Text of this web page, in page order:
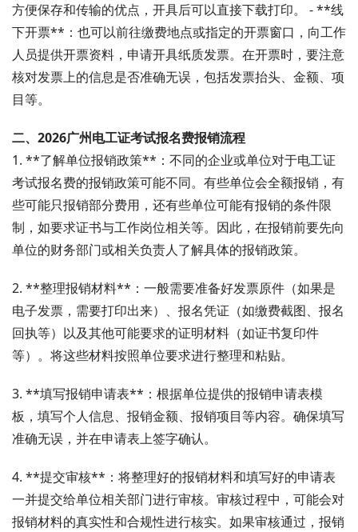
方便保存和传输的优点，开具后可以直接下载打印。 - **线
下开票**：也可以前往缴费地点或指定的开票窗口，向工作
人员提供开票资料，申请开具纸质发票。在开票时，要注意
核对发票上的信息是否准确无误，包括发票抬头、金额、项
目等。
二、2026广州电工证考试报名费报销流程
1. **了解单位报销政策**：不同的企业或单位对于电工证
考试报名费的报销政策可能不同。有些单位会全额报销，有
些可能只报销部分费用，还有些单位可能有报销的条件限
制，如要求证书与工作岗位相关等。因此，在报销前要先向
单位的财务部门或相关负责人了解具体的报销政策。
2. **整理报销材料**：一般需要准备好发票原件（如果是
电子发票，需要打印出来）、报名凭证（如缴费截图、报名
回执等）以及其他可能要求的证明材料（如证书复印件
等）。将这些材料按照单位要求进行整理和粘贴。
3. **填写报销申请表**：根据单位提供的报销申请表模
板，填写个人信息、报销金额、报销项目等内容。确保填写
准确无误，并在申请表上签字确认。
4. **提交审核**：将整理好的报销材料和填写好的申请表
一并提交给单位相关部门进行审核。审核过程中，可能会对
报销材料的真实性和合规性进行核实。如果审核通过，报销